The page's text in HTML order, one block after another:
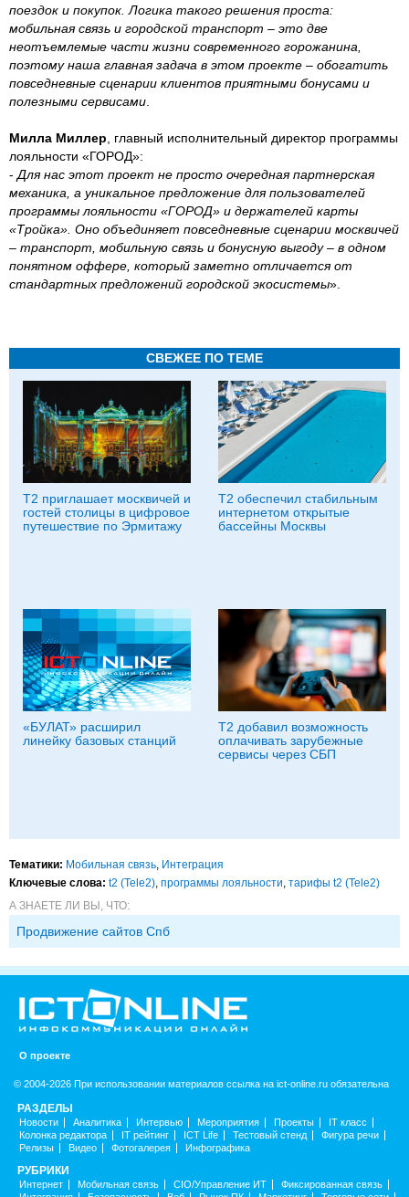
поездок и покупок. Логика такого решения проста:
мобильная связь и городской транспорт – это две
неотъемлемые части жизни современного горожанина,
поэтому наша главная задача в этом проекте – обогатить
повседневные сценарии клиентов приятными бонусами и
полезными сервисами
Милла Миллер , главный исполнительный директор программы
лояльности «ГОРОД»:
- Для нас этот проект не просто очередная партнерская
механика, а уникальное предложение для пользователей
программы лояльности «ГОРОД» и держателей карты
«Тройка». Оно объединяет повседневные сценарии москвичей
– транспорт, мобильную связь и бонусную выгоду – в одном
понятном оффере, который заметно отличается от
стандартных предложений городской экосистемы».
СВЕЖЕЕ ПО ТЕМЕ
Т2 приглашает москвичей и
гостей столицы в цифровое
путешествие по Эрмитажу
Т2 обеспечил стабильным
интернетом открытые
бассейны Москвы
«БУЛАТ» расширил
линейку базовых станций
Т2 добавил возможность
оплачивать зарубежные
сервисы через СБП
Тематики: Мобильная связь, Интеграция
Ключевые слова: t2 (Tele2), программы лояльности, тарифы t2 (Tele2)
А ЗНАЕТЕ ЛИ ВЫ, ЧТО:
Продвижение сайтов Спб
О проекте
© 2004-2026 При использовании материалов ссылка на ict-online.ru обязательна
РАЗДЕЛЫ
Новости Аналитика Интервью Мероприятия Проекты
IT класс
Колонка редактора
IT рейтинг ICT Life Тестовый стенд
Фигура речи
Релизы
Видео Фотогалерея Инфографика
РУБРИКИ
Интернет Мобильная связь CIO/Управление ИТ
Фиксированная связь